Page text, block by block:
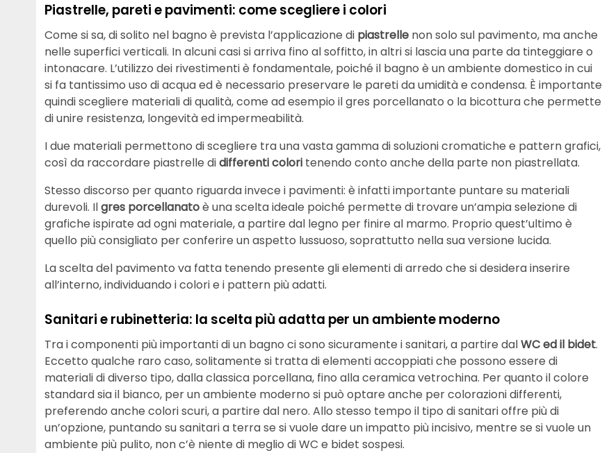
Piastrelle, pareti e pavimenti: come scegliere i colori
Come si sa, di solito nel bagno è prevista l’applicazione di piastrelle non solo sul pavimento, ma anche
nelle superfici verticali. In alcuni casi si arriva fino al soffitto, in altri si lascia una parte da tinteggiare o
intonacare. L’utilizzo dei rivestimenti è fondamentale, poiché il bagno è un ambiente domestico in cui
si fa tantissimo uso di acqua ed è necessario preservare le pareti da umidità e condensa. È importante
quindi scegliere materiali di qualità, come ad esempio il gres porcellanato o la bicottura che permette
di unire resistenza, longevità ed impermeabilità.
I due materiali permettono di scegliere tra una vasta gamma di soluzioni cromatiche e pattern grafici,
così da raccordare piastrelle didifferenti colori tenendo conto anche della parte non piastrellata.
Stesso discorso per quanto riguarda invece i pavimenti: è infatti importante puntare su materiali
durevoli. Ilgres porcellanatoè una scelta ideale poiché permette di trovare un’ampia selezione di
grafiche ispirate ad ogni materiale, a partire dal legno per finire al marmo. Proprio quest’ultimo è
quello più consigliato per conferire un aspetto lussuoso, soprattutto nella sua versione lucida.
La scelta del pavimento va fatta tenendo presente gli elementi di arredo che si desidera inserire
all’interno, individuando i colori e i pattern più adatti.
Sanitari e rubinetteria: la scelta più adatta per un ambiente moderno
Tra i componenti più importanti di un bagno ci sono sicuramente i sanitari, a partire dalWC ed il bidet.
Eccetto qualche raro caso, solitamente si tratta di elementi accoppiati che possono essere di
materiali di diverso tipo, dalla classica porcellana, fino alla ceramica vetrochina. Per quanto il colore
standard sia il bianco, per un ambiente moderno si può optare anche per colorazioni differenti,
preferendo anche colori scuri, a partire dal nero. Allo stesso tempo il tipo di sanitari offre più di
un’opzione, puntando su sanitari a terra se si vuole dare un impatto più incisivo, mentre se si vuole un
ambiente più pulito, non c’è niente di meglio di WC e bidet sospesi.